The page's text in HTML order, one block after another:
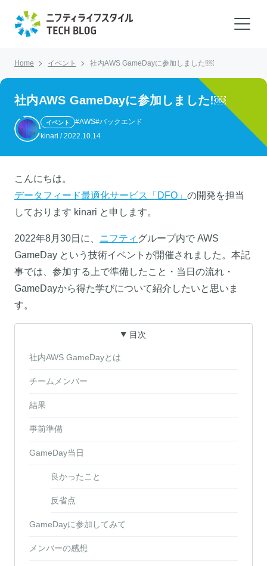
Home イベント 社内AWS GameDayに参加しました!￼
社内AWS GameDayに参加しました!￼
イベント #AWS#バックエンド
kinari / 2022.10.14
こんにちは。
データフィード最適化サービス「DFO」 の開発を担当
しております kinari と申します。
2022年8月30日に、 ニフティ グループ内で AWS
GameDay という技術イベントが開催されました。本記
事では、参加する上で準備したこと・当日の流れ・
GameDayから得た学びについて紹介したいと思いま
す。
目次
社内AWS GameDayとは
チームメンバー
結果
事前準備
GameDay当日
良かったこと
反省点
GameDayに参加してみて
メンバーの感想